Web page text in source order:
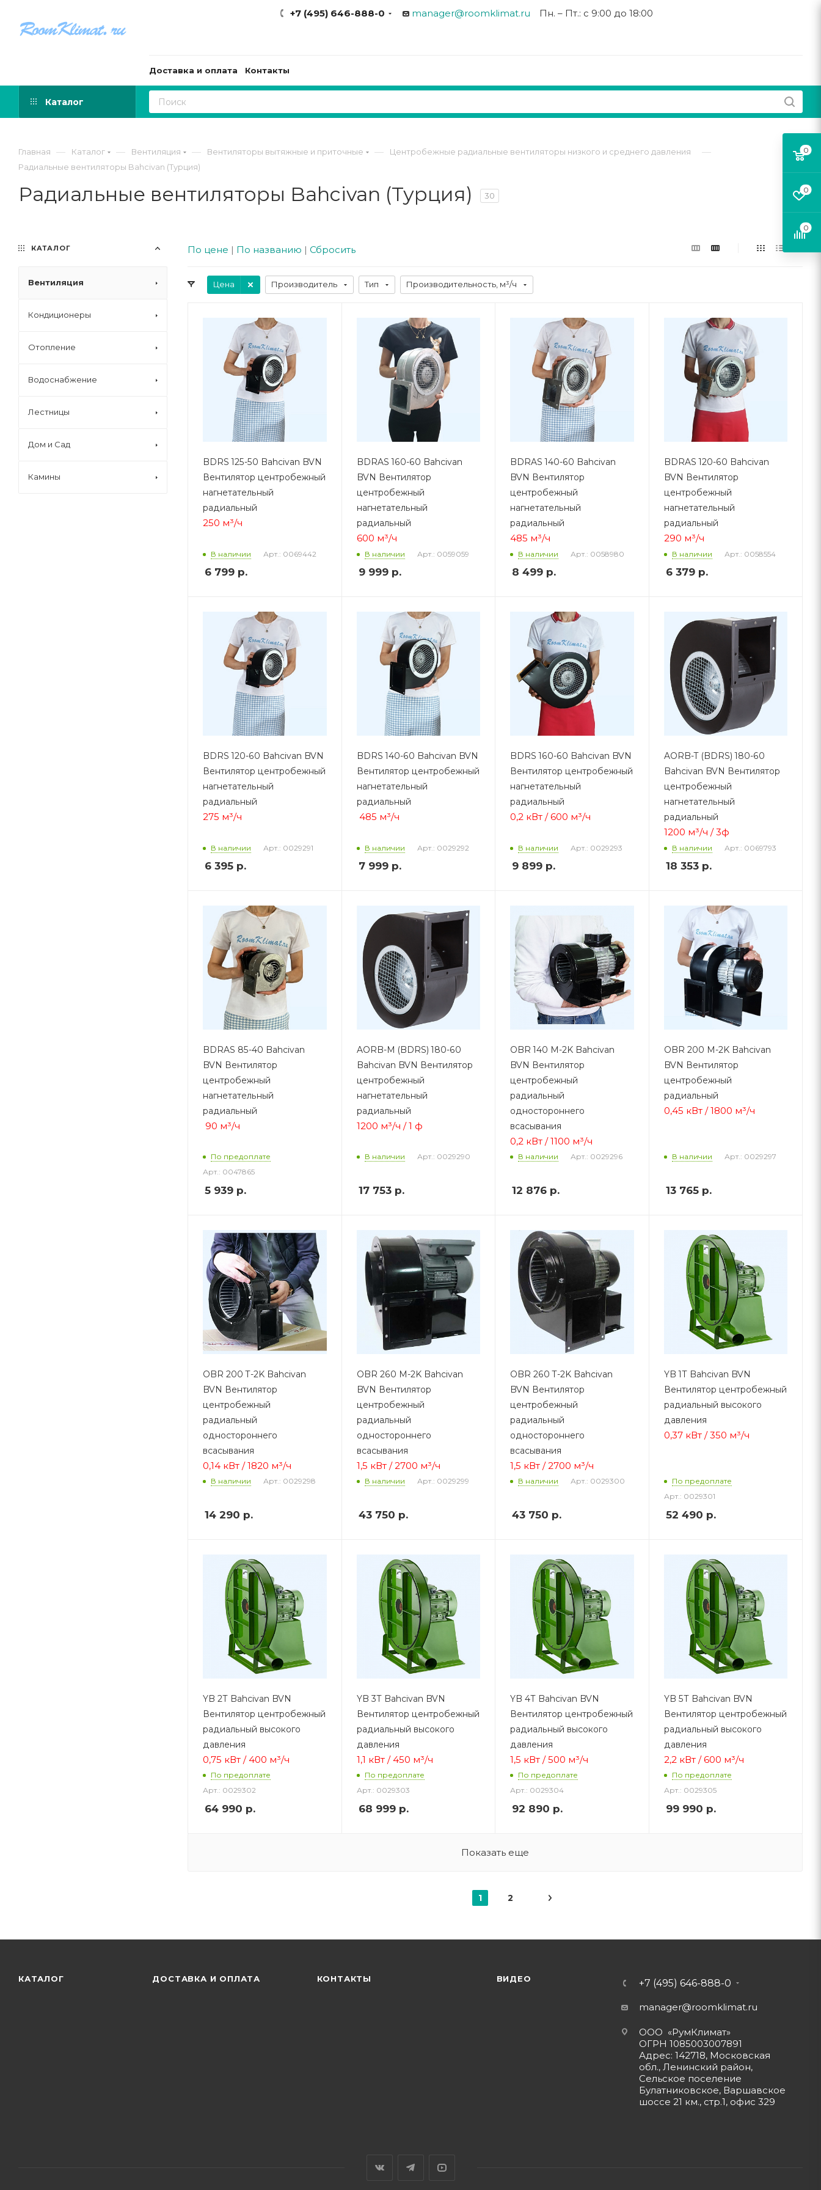
+7 (495) 646-888-0 manager@roomklimat.ru Пн. – Пт.: с 9:00 до 18:00
Доставка и оплата Контакты
Каталог
Главная — Каталог — Вентиляция — Вентиляторы вытяжные и приточные — Центробежные радиальные вентиляторы низкого и среднего давления —
Радиальные вентиляторы Bahcivan (Турция)
Радиальные вентиляторы Bahcivan (Турция) 30
По цене | По названию | Сбросить
Цена Производитель Тип Производительность, м³/ч
BDRS 125-50 Bahcivan BVN
Вентилятор центробежный
нагнетательный
радиальный
250 м³/ч
В наличии Арт.: 0069442
6 799 р.
BDRAS 160-60 Bahcivan
BVN Вентилятор
центробежный
нагнетательный
радиальный
600 м³/ч
В наличии Арт.: 0059059
9 999р.
BDRAS 140-60 Bahcivan
BVN Вентилятор
центробежный
нагнетательный
радиальный
485 м³/ч
В наличии Арт.: 0058980
8 499 р.
BDRAS 120-60 Bahcivan
BVN Вентилятор
центробежный
нагнетательный
радиальный
290 м³/ч
В наличии Арт.: 0058554
6 379р.
BDRS 120-60 Bahcivan BVN
Вентилятор центробежный
нагнетательный
радиальный
275 м³/ч
В наличии Арт.: 0029291
6 395 р.
BDRS 140-60 Bahcivan BVN
Вентилятор центробежный
нагнетательный
радиальный
485 м³/ч
В наличии Арт.: 0029292
7 999р.
BDRS 160-60 Bahcivan BVN
Вентилятор центробежный
нагнетательный
радиальный
0,2 кВт / 600 м³/ч
В наличии Арт.: 0029293
9 899 р.
AORB-T (BDRS) 180-60
Bahcivan BVN Вентилятор
центробежный
нагнетательный
радиальный
1200 м³/ч / 3ф
В наличии Арт.: 0069793
18 353р.
BDRAS 85-40 Bahcivan
BVN Вентилятор
центробежный
нагнетательный
радиальный
90 м³/ч
По предоплате
Арт.: 0047865
5 939 р.
AORB-M (BDRS) 180-60
Bahcivan BVN Вентилятор
центробежный
нагнетательный
радиальный
1200 м³/ч / 1 ф
В наличии Арт.: 0029290
17 753р.
OBR 140 M-2K Bahcivan
BVN Вентилятор
центробежный
радиальный
одностороннего
всасывания
0,2 кВт / 1100 м³/ч
В наличии Арт.: 0029296
12 876 р.
OBR 200 M-2K Bahcivan
BVN Вентилятор
центробежный
радиальный
0,45 кВт / 1800 м³/ч
В наличии Арт.: 0029297
13 765р.
OBR 200 T-2K Bahcivan
BVN Вентилятор
центробежный
радиальный
одностороннего
всасывания
0,14 кВт / 1820 м³/ч
В наличии Арт.: 0029298
14 290 р.
OBR 260 M-2K Bahcivan
BVN Вентилятор
центробежный
радиальный
одностороннего
всасывания
1,5 кВт / 2700 м³/ч
В наличии Арт.: 0029299
43 750 р.
OBR 260 T-2K Bahcivan
BVN Вентилятор
центробежный
радиальный
одностороннего
всасывания
1,5 кВт / 2700 м³/ч
В наличии Арт.: 0029300
43 750 р.
YB 1Т Bahcivan BVN
Вентилятор центробежный
радиальный высокого
давления
0,37 кВт / 350 м³/ч
По предоплате
Арт.: 0029301
52 490 р.
YB 2Т Bahcivan BVN
Вентилятор центробежный
радиальный высокого
давления
0,75 кВт / 400 м³/ч
По предоплате
Арт.: 0029302
64 990 р.
YB 3Т Bahcivan BVN
Вентилятор центробежный
радиальный высокого
давления
1,1 кВт / 450 м³/ч
По предоплате
Арт.: 0029303
68 999р.
YB 4Т Bahcivan BVN
Вентилятор центробежный
радиальный высокого
давления
1,5 кВт / 500 м³/ч
По предоплате
Арт.: 0029304
92 890 р.
YB 5Т Bahcivan BVN
Вентилятор центробежный
радиальный высокого
давления
2,2 кВт / 600 м³/ч
По предоплате
Арт.: 0029305
99 990 р.
Показать еще
1 2
КАТАЛОГ
Вентиляция
Кондиционеры
Отопление
Водоснабжение
Лестницы
Дом и Сад
Камины
КАТАЛОГ ДОСТАВКА И ОПЛАТА КОНТАКТЫ ВИДЕО +7 (495) 646-888-0
manager@roomklimat.ru
ООО «РумКлимат»
ОГРН 1085003007891
Адрес: 142718, Московская
обл., Ленинский район,
Сельское поселение
Булатниковское, Варшавское
шоссе 21 км., стр.1, офис 329
0
0
0